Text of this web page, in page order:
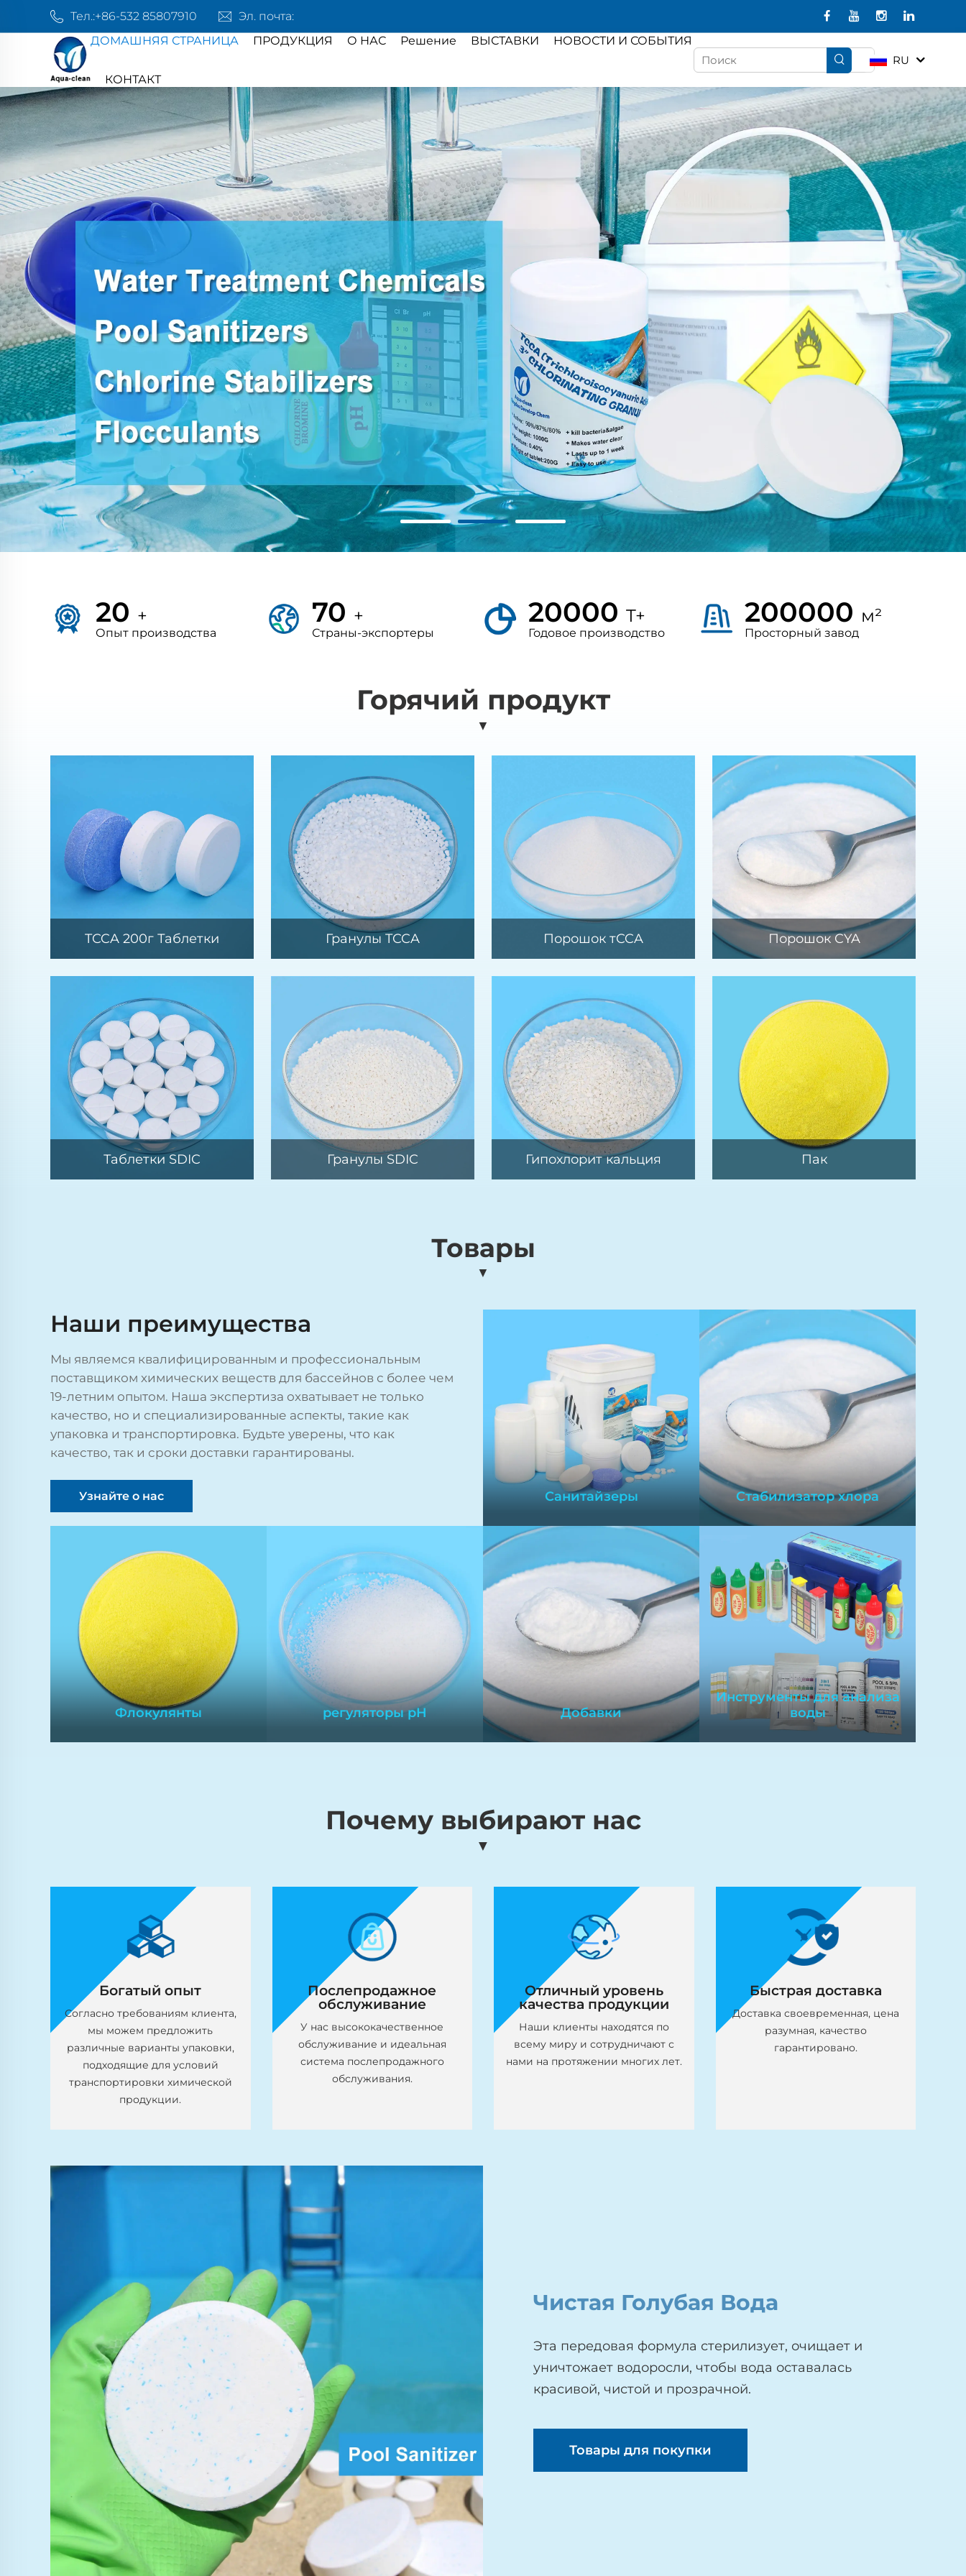
Тел.:+86-532 85807910
Эл. почта:
ДОМАШНЯЯ СТРАНИЦА
ПРОДУКЦИЯ О НАС Решение ВЫСТАВКИ НОВОСТИ И СОБЫТИЯ
КОНТАКТ
RU
20 +
Опыт производства
70 +
Страны-экспортеры
20000 T+
Годовое производство
200000 м²
Просторный завод
Горячий продукт
▼
TCCA 200г Таблетки Гранулы TCCA Порошок тCCA Порошок CYA
Таблетки SDIC Гранулы SDIC Гипохлорит кальция Пак
Товары
▼
Наши преимущества
Мы являемся квалифицированным и профессиональным
поставщиком химических веществ для бассейнов с более чем
19-летним опытом. Наша экспертиза охватывает не только
качество, но и специализированные аспекты, такие как
упаковка и транспортировка. Будьте уверены, что как
качество, так и сроки доставки гарантированы.
Узнайте о нас Санитайзеры
Санитайзеры
Таблетки хлора являются
широко используемым
дезинфектантом для
уничтожении бактерий,
водорослей и clarification
Стабилизатор хлора
Стабилизатор хлора
Стабилизатор хлора
обладает сильной
бактерицидной
способностью, низким
запахом и хорошей
стабильностью. Он может
эффективно уничтожать все
Флокулянты
промышленных сточных вод
или питьевой воды,
способствуя коагуляции
мелких частиц в более
крупные, легкие для
удаления осадки.
регуляторы pH
регуляторы pH — это
регулирования уровней pH
воды, обеспечивая их
попадание в желаемый
диапазон для конкретных
применений.
Добавки
Консерванты для пищевых
Они увеличивают срок
годности продуктов,
препятствуя росту
микроорганизмов, таких как
бактерии, дрожжи и плесень.
Инструменты для анализа
воды
параметров качества воды.
Обеспечивают точность
поддержания оптимальных
условий для различных
применений.
Почему выбирают нас
▼
Богатый опыт
Согласно требованиям клиента,
мы можем предложить
различные варианты упаковки,
подходящие для условий
транспортировки химической
продукции.
Послепродажное
обслуживание
У нас высококачественное
обслуживание и идеальная
система послепродажного
обслуживания.
Отличный уровень
качества продукции
Наши клиенты находятся по
всему миру и сотрудничают с
нами на протяжении многих лет.
Быстрая доставка
Доставка своевременная, цена
разумная, качество
гарантировано.
Чистая Голубая Вода
Эта передовая формула стерилизует, очищает и
уничтожает водоросли, чтобы вода оставалась
красивой, чистой и прозрачной.
Товары для покупки